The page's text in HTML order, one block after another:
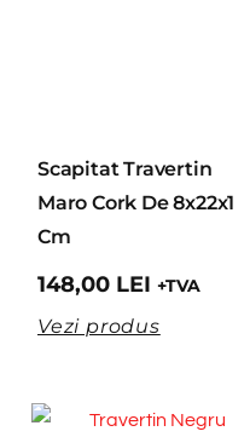
Scapitat Travertin
Maro Cork De 8x22x1
Cm
148,00 LEI +TVA
Vezi produs